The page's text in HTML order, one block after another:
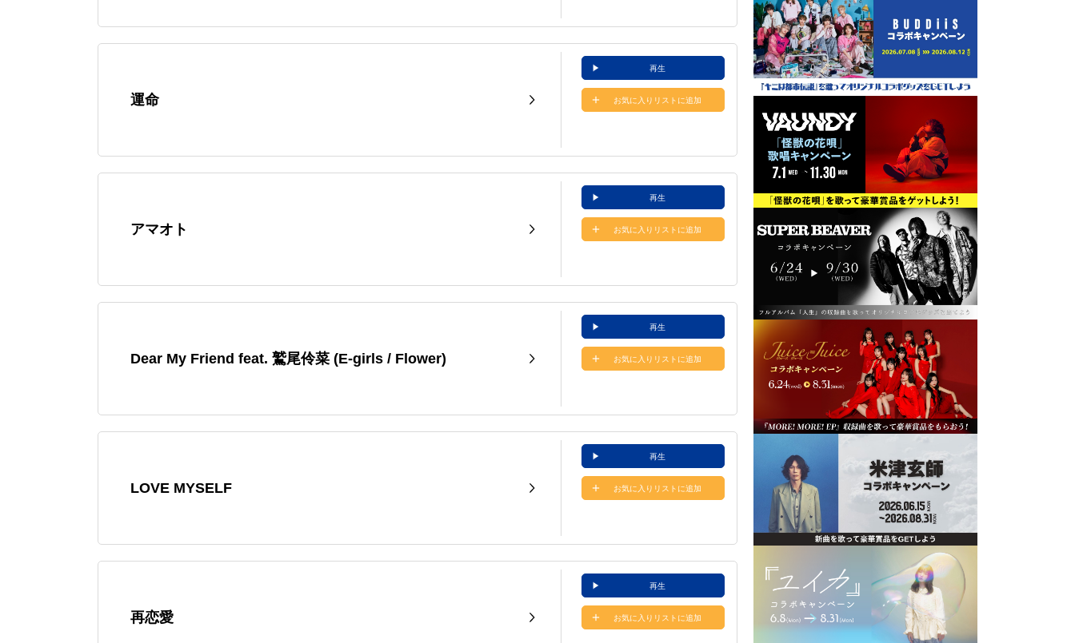
運命
再生
お気に入りリストに追加
アマオト
再生
お気に入りリストに追加
Dear My Friend feat. 鷲尾伶菜 (E-girls / Flower)
再生
お気に入りリストに追加
LOVE MYSELF
再生
お気に入りリストに追加
再恋愛
再生
お気に入りリストに追加